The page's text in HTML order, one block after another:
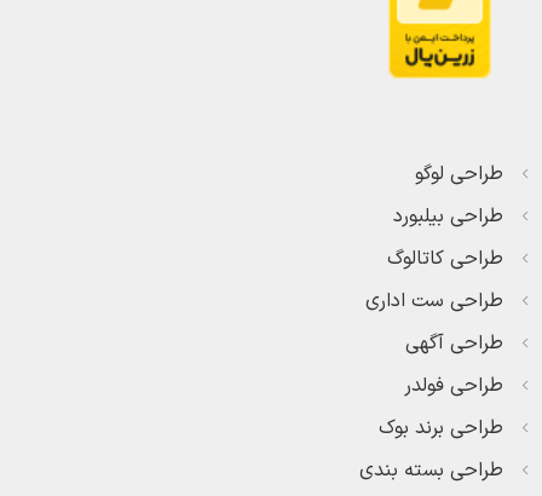
طراحی لوگو
طراحی بیلبورد
طراحی کاتالوگ
طراحی ست اداری
طراحی آگهی
طراحی فولدر
طراحی برند بوک
طراحی بسته بندی